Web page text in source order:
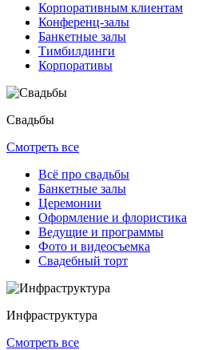
Корпоративным клиентам
Конференц-залы
Банкетные залы
Тимбилдинги
Корпоративы
Свадьбы
Смотреть все
Всё про свадьбы
Банкетные залы
Церемонии
Оформление и флористика
Ведущие и программы
Фото и видеосъемка
Свадебный торт
Инфраструктура
Смотреть все